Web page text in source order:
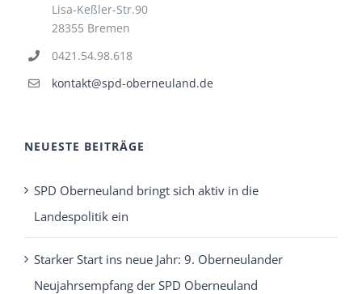
Lisa-Keßler-Str.90
28355 Bremen
0421.54.98.618
kontakt@spd-oberneuland.de
NEUESTE BEITRÄGE
SPD Oberneuland bringt sich aktiv in die
Landespolitik ein
Starker Start ins neue Jahr: 9. Oberneulander
Neujahrsempfang der SPD Oberneuland